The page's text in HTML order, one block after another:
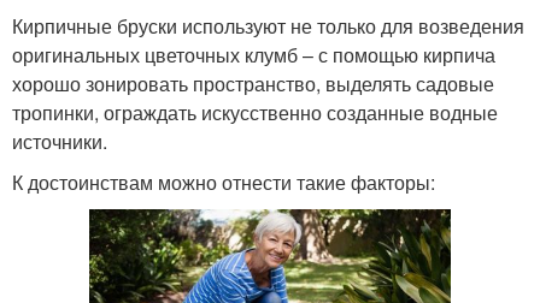
Кирпичные бруски используют не только для возведения
оригинальных цветочных клумб – с помощью кирпича
хорошо зонировать пространство, выделять садовые
тропинки, ограждать искусственно созданные водные
источники.
К достоинствам можно отнести такие факторы: